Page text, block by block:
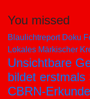
You missed
Blaulichtreport Doku
Lokales Märkischer
Unsichtbare
bildet
CBRN-